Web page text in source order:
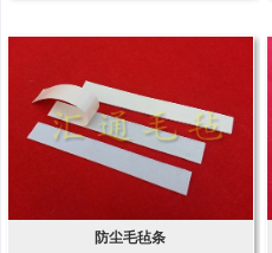
防尘毛毡条